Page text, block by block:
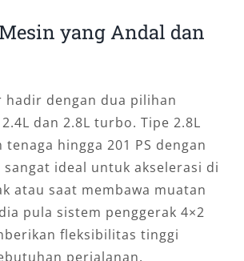
yang Andal dan
hadir dengan dua pilihan
dan 2.8L turbo. Tipe 2.8L
tenaga hingga 201 PS dengan
ideal untuk akselerasi di
atau saat membawa muatan
pula sistem penggerak 4×2
fleksibilitas tinggi
perjalanan.